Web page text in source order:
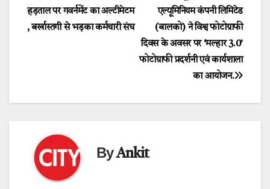
navigation
एल्यूमिनियम कंपनी लिमिटेड
(बालको) ने विश्व फोटोग्राफी
दिवस के अवसर पर ‘मल्हार 3.0’
फोटोग्राफी प्रदर्शनी एवं कार्यशाला
का आयोजन.
हड़ताल पर गवर्नमेंट का अल्टीमेटम
, बर्खास्तगी से भड़का कर्मचारी संघ
ByAnkit